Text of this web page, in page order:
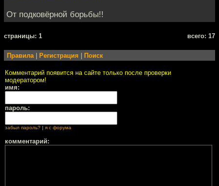
От подковёрной борьбы!!
cтраницы: 1 всего: 17
Правила Регистрация Поиск
Комментарий появится на сайте только после проверки
модератором!
имя:
пароль:
забыл пароль? | я с форума
комментарий: